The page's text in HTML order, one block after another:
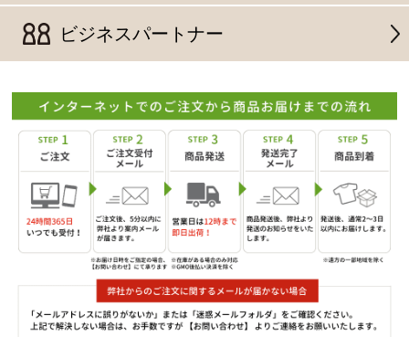
ビジネスパートナー